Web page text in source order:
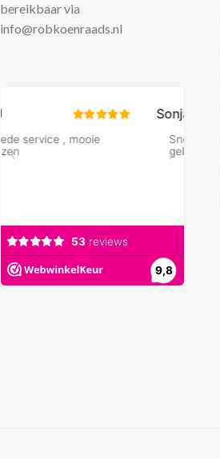
bereikbaar via
info@robkoenraads.nl